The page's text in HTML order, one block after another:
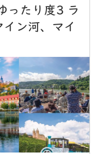
ったり度3 ラ
ン河、マイ